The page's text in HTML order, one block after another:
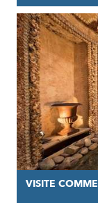
VISITE